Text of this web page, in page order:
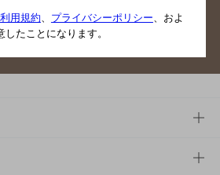
ご意見・ご感想
利用規約 プライバシーポリシー 、およ
たことになります。